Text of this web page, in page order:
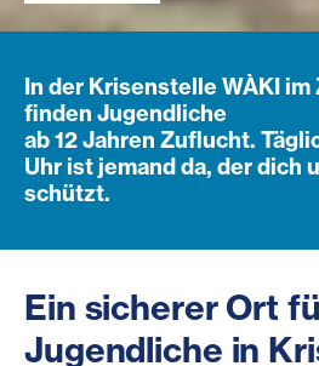
In der Krisenstelle WÀKI
finden Jugendliche
ab 12 Jahren Zuflucht.
Uhr ist jemand da, der dich
schützt.
Ein sicherer Ort
Jugendliche in